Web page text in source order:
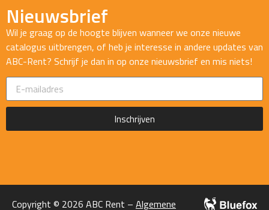
Nieuwsbrief
Wil je graag op de hoogte blijven wanneer we onze nieuwe
catalogus uitbrengen, of heb je interesse in andere updates van
ABC-Rent? Schrijf je dan in op onze nieuwsbrief en mis niets!
Inschrijven
Copyright © 2026 ABC Rent – Algemene